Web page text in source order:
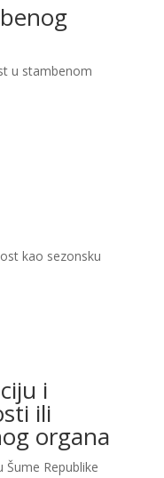
u stambenom
kao sezonsku
i
ili
organa
Republike